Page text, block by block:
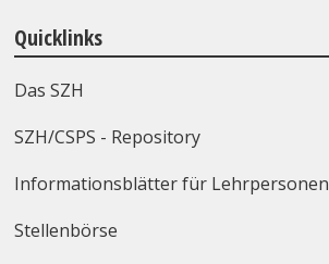
Quicklinks
Das SZH
SZH/CSPS - Repository
Informationsblätter für Lehrpersonen
Stellenbörse